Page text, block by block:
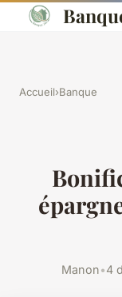
Accueil›Banque
Manon•4